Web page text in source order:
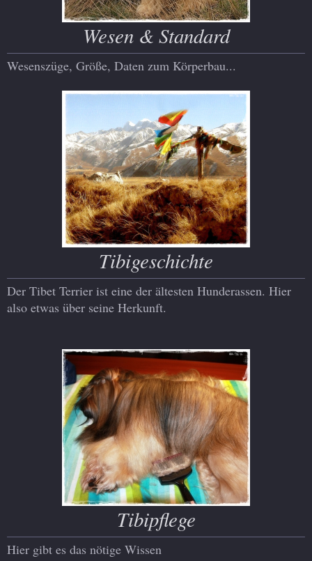
Wesen & Standard
Wesenszüge, Größe, Daten zum Körperbau...
Tibigeschichte
Der Tibet Terrier ist eine der ältesten Hunderassen. Hier
also etwas über seine Herkunft.
Tibipflege
Hier gibt es das nötige Wissen